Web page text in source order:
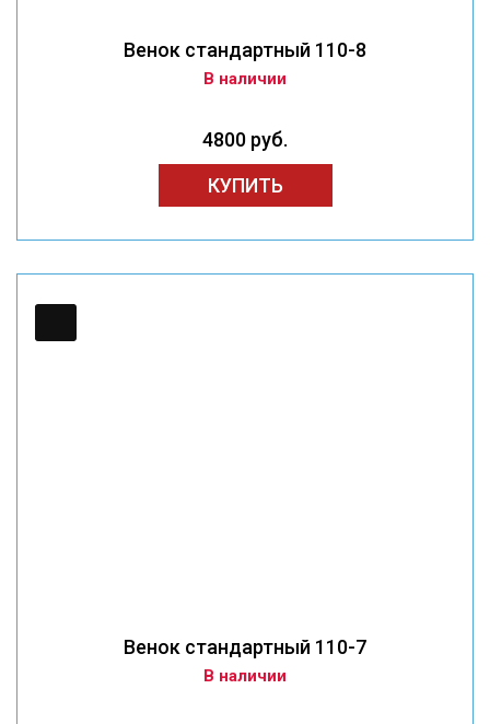
Венок стандартный 110-8
В наличии
4800 руб.
КУПИТЬ
Венок стандартный 110-7
В наличии